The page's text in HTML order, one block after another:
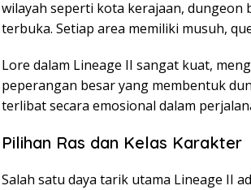
wilayah seperti kota kerajaan, dungeon
terbuka. Setiap area memiliki musuh,
Lore dalam Lineage II sangat kuat,
peperangan besar yang membentuk
terlibat secara emosional dalam
Pilihan Ras dan Kelas Karakter
Salah satu daya tarik utama Lineage II